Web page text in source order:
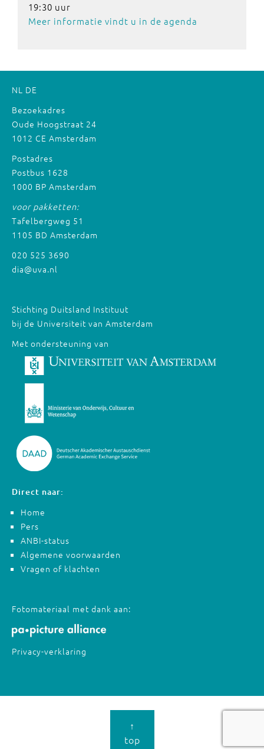
19:30 uur
Meer informatie vindt u in de agenda
NL DE
Bezoekadres
Oude Hoogstraat 24
1012 CE Amsterdam
Postadres
Postbus 1628
1000 BP Amsterdam
voor pakketten:
Tafelbergweg 51
1105 BD Amsterdam
020 525 3690
dia@uva.nl
Stichting Duitsland Instituut
bij de Universiteit van Amsterdam
Met ondersteuning van
Direct naar:
Home
Pers
ANBI-status
Algemene voorwaarden
Vragen of klachten
Fotomateriaal met dank aan:
Privacy-verklaring
↑
top